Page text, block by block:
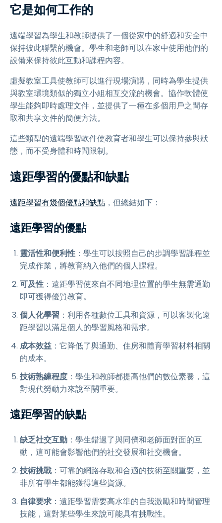
它是如何工作的
遠端學習為學生和教師提供了一個從家中的舒適和安全中
保持彼此聯繫的機會。學生和老師可以在家中使用他們的
設備來保持彼此互動和課程內容。
虛擬教室工具使教師可以進行現場演講，同時為學生提供
與教室環境類似的獨立小組相互交流的機會。協作軟體使
學生能夠即時處理文件，並提供了一種在多個用戶之間存
取和共享文件的簡便方法。
這些類型的遠端學習軟件使教育者和學生可以保持參與狀
態，而不受身體和時間限制。
遠距學習的優點和缺點
遠距學習有幾個優點和缺點 ，但總結如下：
遠距學習的優點
靈活性和便利性 ：學生可以按照自己的步調學習課程並
完成作業，將教育納入他們的個人課程。
可及性 ：遠距學習使來自不同地理位置的學生無需通勤
即可獲得優質教育。
個人化學習 ：利用各種數位工具和資源，可以客製化遠
距學習以滿足個人的學習風格和需求。
成本效益 ：它降低了與通勤、住房和體育學習材料相關
的成本。
技術熟練程度 ：學生和教師都提高他們的數位素養，這
對現代勞動力來說至關重要。
遠距學習的缺點
缺乏社交互動 ：學生錯過了與同儕和老師面對面的互
動，這可能會影響他們的社交發展和社交機會。
技術挑戰 ：可靠的網路存取和合適的技術至關重要，並
非所有學生都能獲得這些資源。
自律要求 ：遠距學習需要高水準的自我激勵和時間管理
技能，這對某些學生來說可能具有挑戰性。